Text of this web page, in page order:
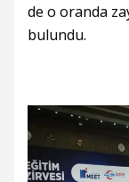
de o oranda
bulundu.